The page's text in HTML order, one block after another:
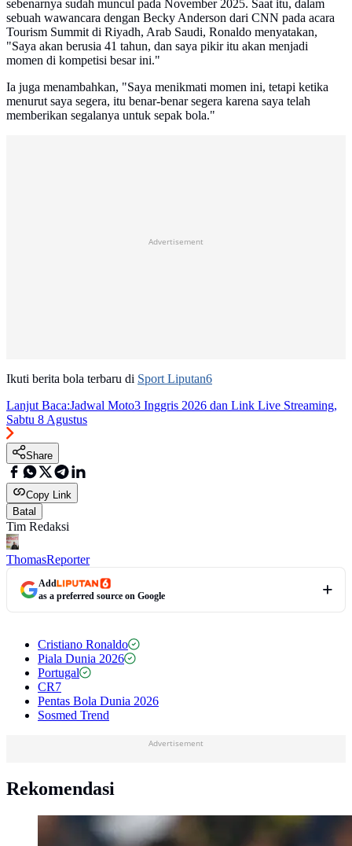
sebenarnya sudah muncul pada November 2025. Saat itu, dalam
sebuah wawancara dengan Becky Anderson dari CNN pada acara
Tourism Summit di Riyadh, Arab Saudi, Ronaldo menyatakan,
"Saya akan berusia 41 tahun, dan saya pikir itu akan menjadi
momen di kompetisi besar ini."
Ia juga menambahkan, "Saya menikmati momen ini, tetapi ketika
menurut saya segera, itu benar-benar segera karena saya telah
memberikan segalanya untuk sepak bola."
Advertisement
Ikuti berita bola terbaru di Sport Liputan6
Lanjut Baca:Jadwal Moto3 Inggris 2026 dan Link Live Streaming,
Sabtu 8 Agustus
Share
Copy Link
Batal
Tim Redaksi
ThomasReporter
Add
as a preferred source on Google
Cristiano Ronaldo
Piala Dunia 2026
Portugal
CR7
Pentas Bola Dunia 2026
Sosmed Trend
Advertisement
Rekomendasi